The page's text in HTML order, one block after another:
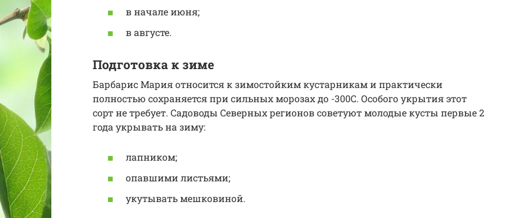
в начале июня;
в августе.
Подготовка к зиме
Барбарис Мария относится к зимостойким кустарникам и практически
полностью сохраняется при сильных морозах до -300С. Особого укрытия этот
сорт не требует. Садоводы Северных регионов советуют молодые кусты первые 2
года укрывать на зиму:
лапником;
опавшими листьями;
укутывать мешковиной.